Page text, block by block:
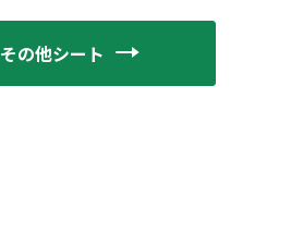
その他シート